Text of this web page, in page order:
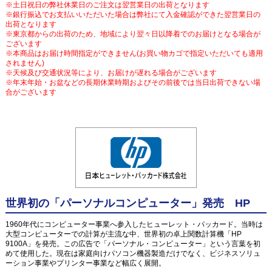
※土日祝日の弊社休業日のご注文は翌営業日の出荷となります
※銀行振込でお支払いいただいた場合は弊社にて入金確認ができた翌営業日の
出荷となります
※東京都からの出荷のため、地域により翌々日以降着でのお届けとなる場合が
ございます
※本商品はお届け時間指定ができません(お買い物カゴで指定いただいても適用
されません)
※天候及び交通状況等により、お届けが遅れる場合がございます
※年末年始・お盆などの長期休業時期およびその前後では当日出荷できない場
合がございます
世界初の「パーソナルコンピューター」発売 HP
1960年代にコンピューター事業へ参入したヒューレット・パッカード。当時は
大型コンピューターでの計算が主流な中、世界初の卓上関数計算機「HP
9100A」を発売。この広告で「パーソナル・コンピューター」という言葉を初
めて使用した。現在は家庭向けパソコン機器製造だけでなく、ビジネスソリュ
ーション事業やプリンター事業など幅広く展開。